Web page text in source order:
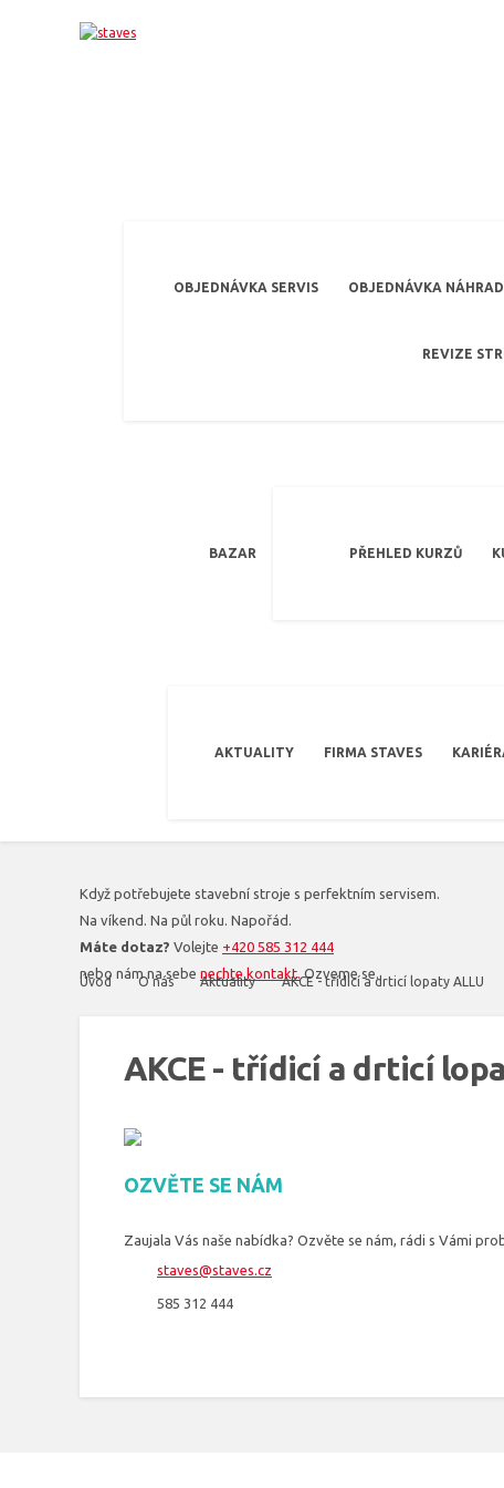
OBJEDNÁVKA SERVIS OBJEDNÁVKA
REVIZE
BAZAR PŘEHLED KURZŮ
AKTUALITY FIRMA STAVES
Když potřebujete stavební stroje s perfektním servisem.
Na víkend. Na půl roku. Napořád.
Máte dotaz? Volejte +420 585 312 444
nebo nám na sebe nechte kontakt.Ozveme se.
Úvod O nás Aktuality AKCE - třídicí a drticí lopaty ALLU
AKCE - třídicí a drticí
OZVĚTE SE NÁM
Zaujala Vás naše nabídka? Ozvěte se nám, rádi s Vámi
staves@staves.cz
585 312 444